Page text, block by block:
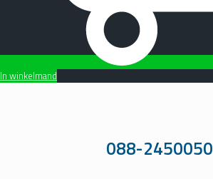
In winkelmand
088-2450050